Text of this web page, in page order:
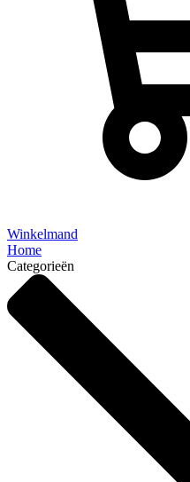
Winkelmand
Home
Categorieën